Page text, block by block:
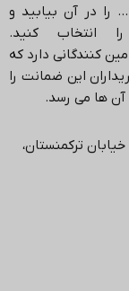
را در آن بیابید و
انتخاب کنید.
کنندگانی دارد که
این ضمانت را
آن ها می رسد.
ترکمنستان،